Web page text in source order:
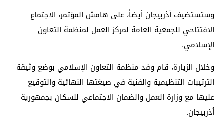
وستستضيف أذربيجان أيضاً، على هامش المؤتمر، الاجتماع
الافتتاحي للجمعية العامة لمركز العمل لمنظمة التعاون
الإسلامي.
وخلال الزيارة، قام وفد منظمة التعاون الإسلامي بوضع وثيقة
الترتيبات التنظيمية والفنية في صيغتها النهائية والتوقيع
عليها مع وزارة العمل والضمان الاجتماعي للسكان بجمهورية
أذربيجان.